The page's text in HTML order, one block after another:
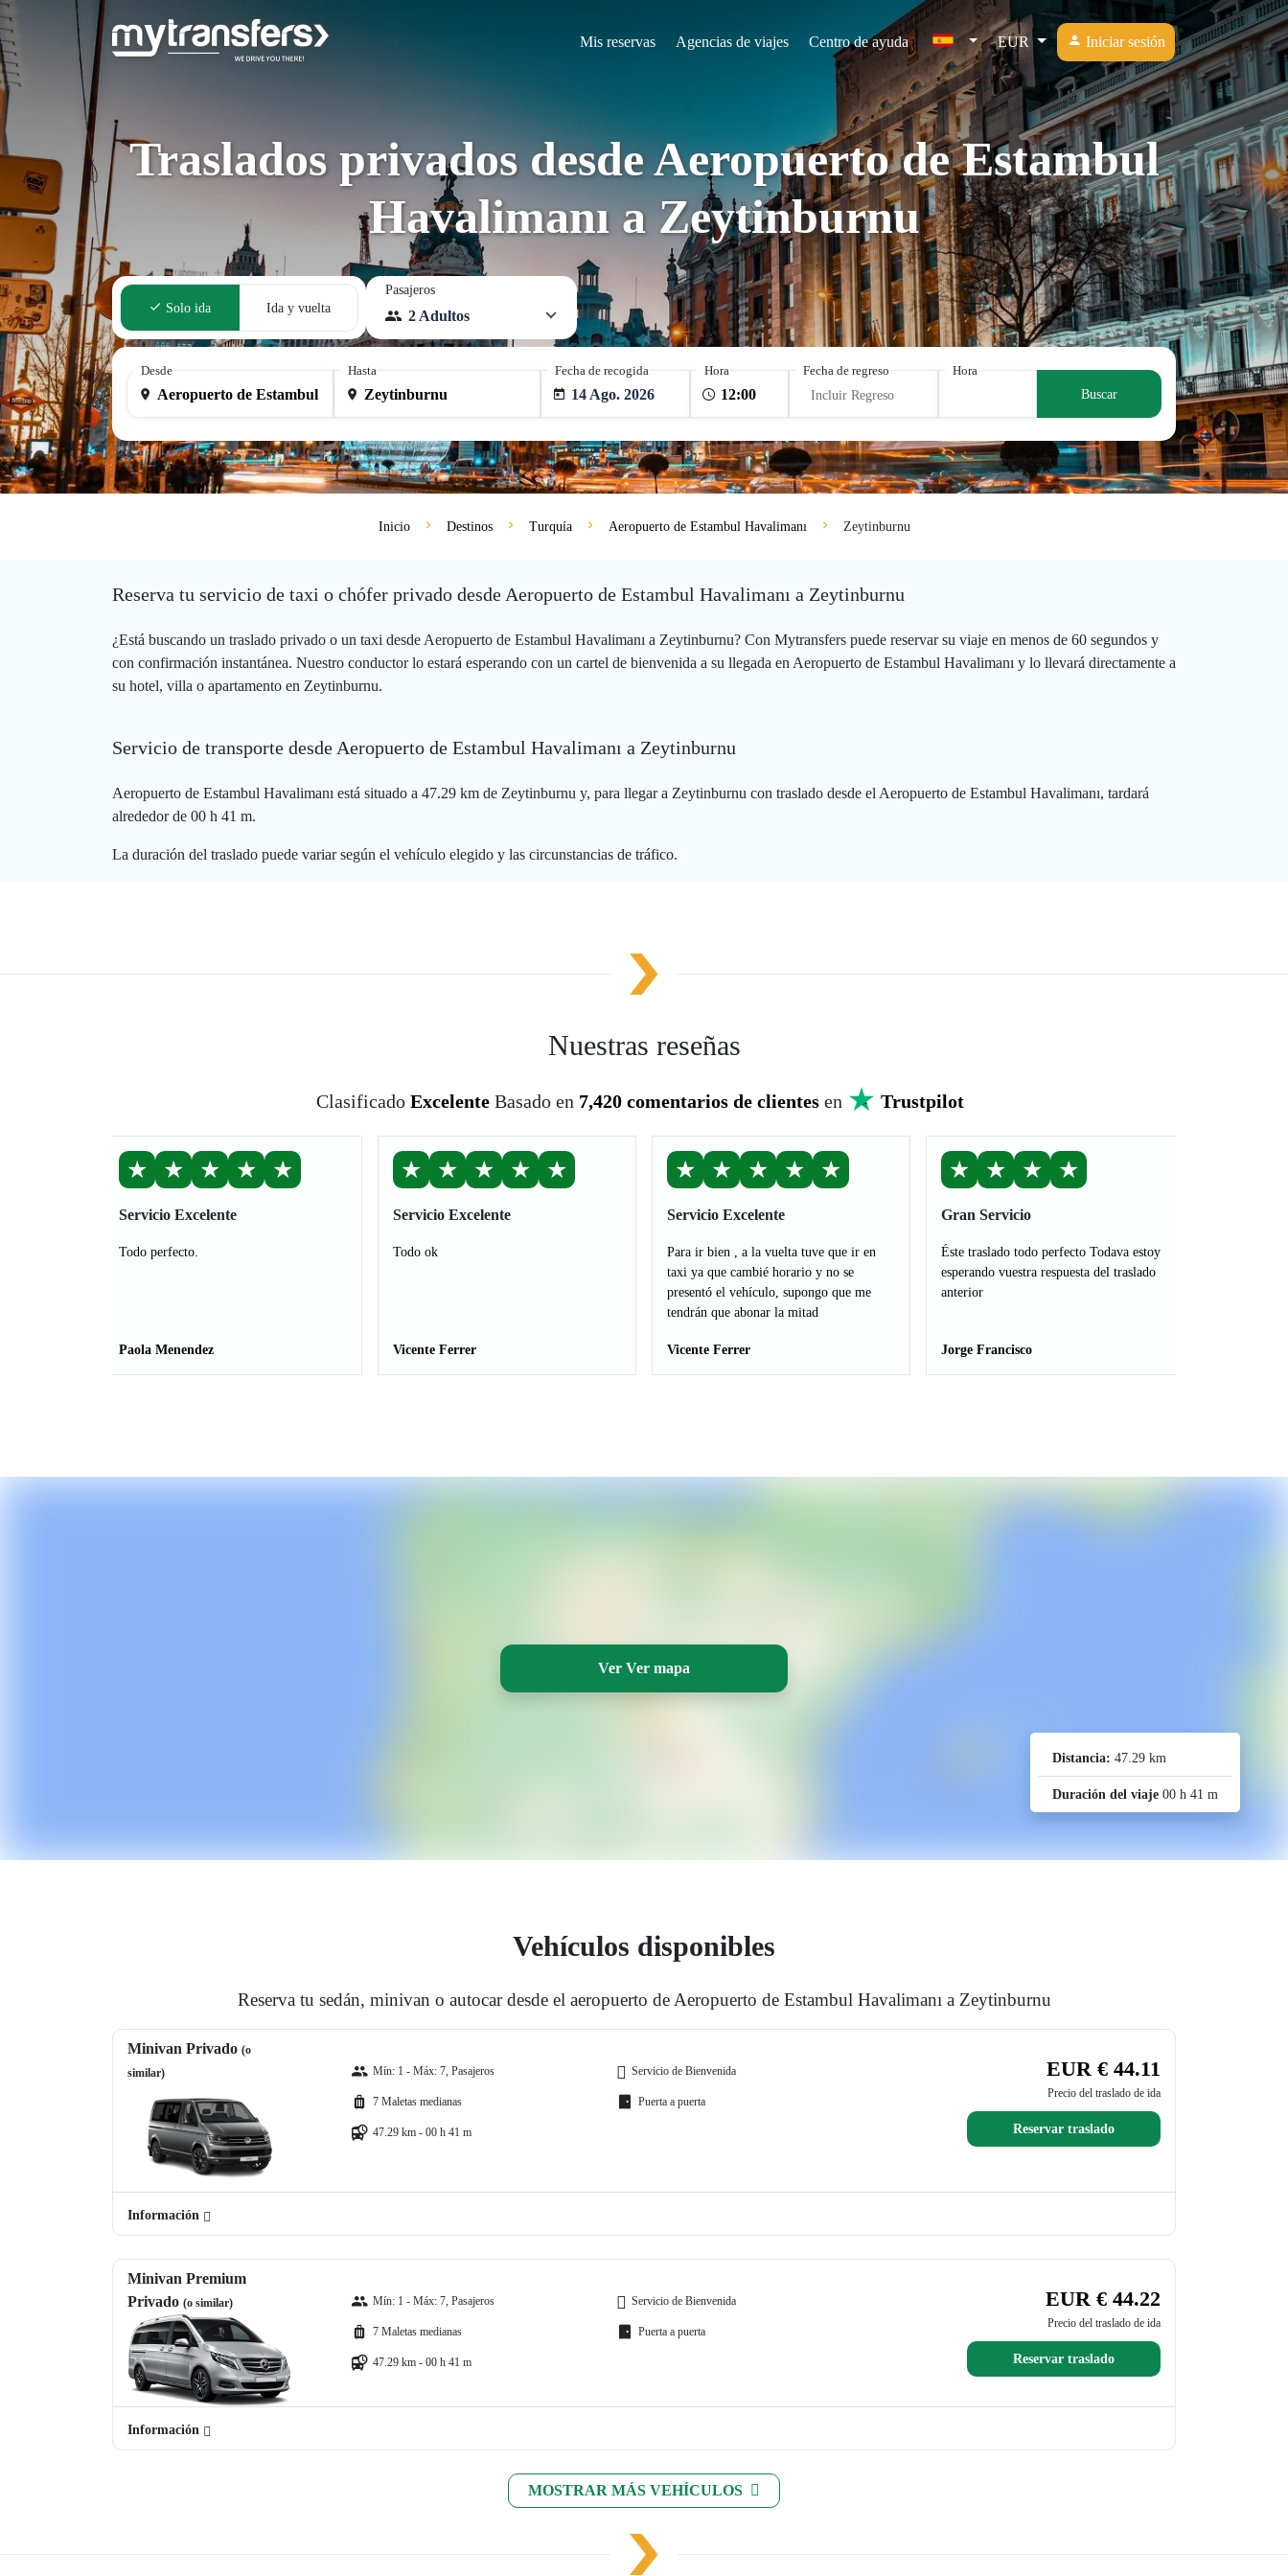
Mis reservas Agencias de viajes Centro de ayuda EUR Iniciar sesión
Traslados privados desde Aeropuerto de Estambul
Havalimanı a Zeytinburnu
Solo ida Ida y vuelta
Pasajeros
2 Adultos
Desde Hasta Fecha de recogida
14 Ago. 2026
Hora
Fecha de regreso
Incluir Regreso
Hora
Buscar
Inicio Destinos Turquía Aeropuerto de Estambul Havalimanı Zeytinburnu
Reserva tu servicio de taxi o chófer privado desde Aeropuerto de Estambul Havalimanı a Zeytinburnu
¿Está buscando un traslado privado o un taxi desde Aeropuerto de Estambul Havalimanı a Zeytinburnu? Con Mytransfers puede reservar su viaje en menos de 60 segundos y
con confirmación instantánea. Nuestro conductor lo estará esperando con un cartel de bienvenida a su llegada en Aeropuerto de Estambul Havalimanı y lo llevará directamente a
su hotel, villa o apartamento en Zeytinburnu.
Servicio de transporte desde Aeropuerto de Estambul Havalimanı a Zeytinburnu
Aeropuerto de Estambul Havalimanı está situado a 47.29 km de Zeytinburnu y, para llegar a Zeytinburnu con traslado desde el Aeropuerto de Estambul Havalimanı, tardará
alrededor de 00 h 41 m.
La duración del traslado puede variar según el vehículo elegido y las circunstancias de tráfico.
Nuestras reseñas
Clasificado Excelente Basado en 7,420 comentarios de clientes en Trustpilot
★ ★ ★ ★ ★
Servicio Excelente
Todo perfecto.
Paola Menendez
★ ★ ★ ★ ★
Servicio Excelente
Todo ok
Vicente Ferrer
★ ★ ★ ★ ★
Servicio Excelente
Para ir bien , a la vuelta tuve que ir en
taxi ya que cambié horario y no se
presentó el vehículo, supongo que me
tendrán que abonar la mitad
Vicente Ferrer
★ ★ ★ ★
Gran Servicio
Éste traslado todo perfecto Todava estoy
esperando vuestra respuesta del traslado
anterior
Jorge Francisco
Ver Ver mapa
Distancia: 47.29 km
Duración del viaje 00 h 41 m
Vehículos disponibles
Reserva tu sedán, minivan o autocar desde el aeropuerto de Aeropuerto de Estambul Havalimanı a Zeytinburnu
Minivan Privado (o
similar)
Mín: 1 - Máx: 7, Pasajeros
7 Maletas medianas
47.29 km - 00 h 41 m
Servicio de Bienvenida
Puerta a puerta
EUR € 44.11
Precio del traslado de ida
Reservar traslado
Información
Minivan Premium
Privado (o similar) Mín: 1 - Máx: 7, Pasajeros
7 Maletas medianas
47.29 km - 00 h 41 m
Servicio de Bienvenida
Puerta a puerta
EUR € 44.22
Precio del traslado de ida
Reservar traslado
Información
MOSTRAR MÁS VEHÍCULOS